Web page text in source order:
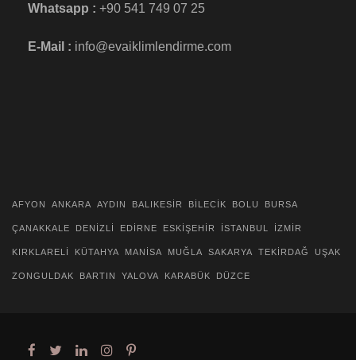
Whatsapp : +90 541 749 07 25
E-Mail : info@evaiklimlendirme.com
AFYON ANKARA AYDIN BALIKESİR BİLECİK BOLU BURSA
ÇANAKKALE DENİZLİ EDİRNE ESKİŞEHİR İSTANBUL İZMİR
KIRKLARELİ KÜTAHYA MANİSA MUĞLA SAKARYA TEKİRDAĞ UŞAK
ZONGULDAK BARTIN YALOVA KARABÜK DÜZCE